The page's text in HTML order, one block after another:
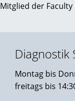
Mitglied der Faculty
Diagnostik
Montag bis
freitags bis